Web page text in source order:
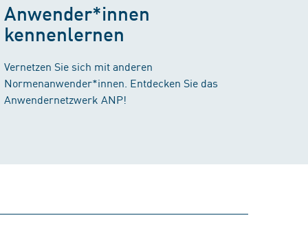
Anwender*innen
kennenlernen
Vernetzen Sie sich mit anderen
Normenanwender*innen. Entdecken Sie das
Anwendernetzwerk ANP!